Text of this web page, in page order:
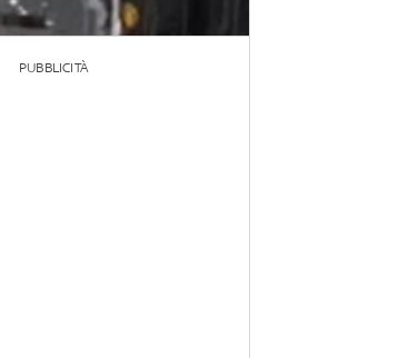
PUBBLICITÀ